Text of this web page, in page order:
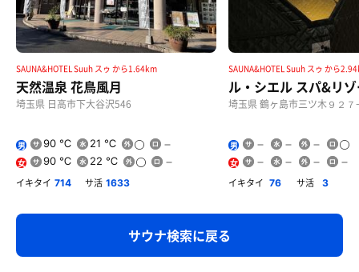
SAUNA&HOTEL Suuh スゥ から1.64km
天然温泉 花鳥風月
埼玉県 日高市下大谷沢546
男 90 ℃ 21 ℃
女 90 ℃ 22 ℃
イキタイ 714 サ活 1633
SAUNA&HOTEL Suuh スゥ から
ル・シエル スパ&リ
埼玉県 鶴ヶ島市三ツ木９２７
男
女
イキタイ 76 サ活 3
サウナ検索に戻る